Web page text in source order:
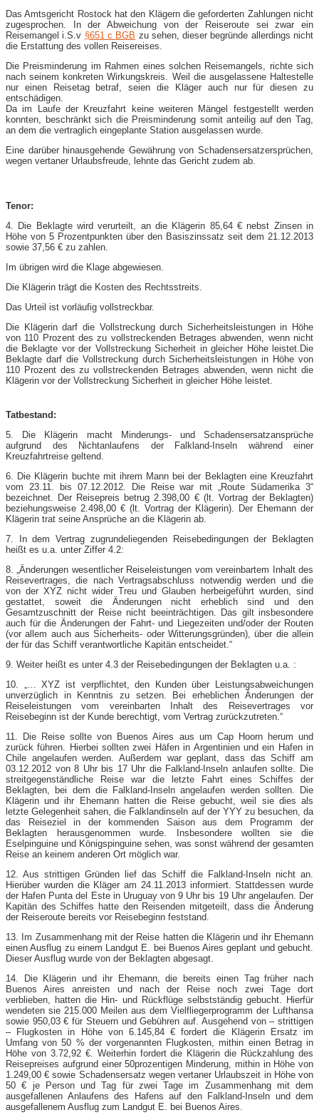
Das Amtsgericht Rostock hat den Klägern die geforderten Zahlungen nicht
zugesprochen. In der Abweichung von der Reiseroute sei zwar ein
Reisemangel i.S.v §651 c BGB zu sehen, dieser begründe allerdings nicht
die Erstattung des vollen Reisereises.
Die Preisminderung im Rahmen eines solchen Reisemangels, richte sich
nach seinem konkreten Wirkungskreis. Weil die ausgelassene Haltestelle
nur einen Reisetag betraf, seien die Kläger auch nur für diesen zu
entschädigen.
Da im Laufe der Kreuzfahrt keine weiteren Mängel festgestellt werden
konnten, beschränkt sich die Preisminderung somit anteilig auf den Tag,
an dem die vertraglich eingeplante Station ausgelassen wurde.
Eine darüber hinausgehende Gewährung von Schadensersatzersprüchen,
wegen vertaner Urlaubsfreude, lehnte das Gericht zudem ab.
Tenor:
4. Die Beklagte wird verurteilt, an die Klägerin 85,64 € nebst Zinsen in
Höhe von 5 Prozentpunkten über den Basiszinssatz seit dem 21.12.2013
sowie 37,56 € zu zahlen.
Im übrigen wird die Klage abgewiesen.
Die Klägerin trägt die Kosten des Rechtsstreits.
Das Urteil ist vorläufig vollstreckbar.
Die Klägerin darf die Vollstreckung durch Sicherheitsleistungen in Höhe
von 110 Prozent des zu vollstreckenden Betrages abwenden, wenn nicht
die Beklagte vor der Vollstreckung Sicherheit in gleicher Höhe leistet.Die
Beklagte darf die Vollstreckung durch Sicherheitsleistungen in Höhe von
110 Prozent des zu vollstreckenden Betrages abwenden, wenn nicht die
Klägerin vor der Vollstreckung Sicherheit in gleicher Höhe leistet.
Tatbestand:
5. Die Klägerin macht Minderungs- und Schadensersatzansprüche
aufgrund des Nichtanlaufens der Falkland-Inseln während einer
Kreuzfahrtreise geltend.
6. Die Klägerin buchte mit ihrem Mann bei der Beklagten eine Kreuzfahrt
vom 23.11. bis 07.12.2012. Die Reise war mit „Route Südamerika 3“
bezeichnet. Der Reisepreis betrug 2.398,00 € (lt. Vortrag der Beklagten)
beziehungsweise 2.498,00 € (lt. Vortrag der Klägerin). Der Ehemann der
Klägerin trat seine Ansprüche an die Klägerin ab.
7. In dem Vertrag zugrundeliegenden Reisebedingungen der Beklagten
heißt es u.a. unter Ziffer 4.2:
8. „Änderungen wesentlicher Reiseleistungen vom vereinbartem Inhalt des
Reisevertrages, die nach Vertragsabschluss notwendig werden und die
von der XYZ nicht wider Treu und Glauben herbeigeführt wurden, sind
gestattet, soweit die Änderungen nicht erheblich sind und den
Gesamtzuschnitt der Reise nicht beeinträchtigen. Das gilt insbesondere
auch für die Änderungen der Fahrt- und Liegezeiten und/oder der Routen
(vor allem auch aus Sicherheits- oder Witterungsgründen), über die allein
der für das Schiff verantwortliche Kapitän entscheidet.“
9. Weiter heißt es unter 4.3 der Reisebedingungen der Beklagten u.a. :
10. „… XYZ ist verpflichtet, den Kunden über Leistungsabweichungen
unverzüglich in Kenntnis zu setzen. Bei erheblichen Änderungen der
Reiseleistungen vom vereinbarten Inhalt des Reisevertrages vor
Reisebeginn ist der Kunde berechtigt, vom Vertrag zurückzutreten.“
11. Die Reise sollte von Buenos Aires aus um Cap Hoorn herum und
zurück führen. Hierbei sollten zwei Häfen in Argentinien und ein Hafen in
Chile angelaufen werden. Außerdem war geplant, dass das Schiff am
03.12.2012 von 8 Uhr bis 17 Uhr die Falkland-Inseln anlaufen sollte. Die
streitgegenständliche Reise war die letzte Fahrt eines Schiffes der
Beklagten, bei dem die Falkland-Inseln angelaufen werden sollten. Die
Klägerin und ihr Ehemann hatten die Reise gebucht, weil sie dies als
letzte Gelegenheit sahen, die Falklandinseln auf der YYY zu besuchen, da
das Reiseziel in der kommenden Saison aus dem Programm der
Beklagten herausgenommen wurde. Insbesondere wollten sie die
Eselpinguine und Königspinguine sehen, was sonst während der gesamten
Reise an keinem anderen Ort möglich war.
12. Aus strittigen Gründen lief das Schiff die Falkland-Inseln nicht an.
Hierüber wurden die Kläger am 24.11.2013 informiert. Stattdessen wurde
der Hafen Punta del Este in Uruguay von 9 Uhr bis 19 Uhr angelaufen. Der
Kapitän des Schiffes hatte den Reisenden mitgeteilt, dass die Änderung
der Reiseroute bereits vor Reisebeginn feststand.
13. Im Zusammenhang mit der Reise hatten die Klägerin und ihr Ehemann
einen Ausflug zu einem Landgut E. bei Buenos Aires geplant und gebucht.
Dieser Ausflug wurde von der Beklagten abgesagt.
14. Die Klägerin und ihr Ehemann, die bereits einen Tag früher nach
Buenos Aires anreisten und nach der Reise noch zwei Tage dort
verblieben, hatten die Hin- und Rückflüge selbstständig gebucht. Hierfür
wendeten sie 215.000 Meilen aus dem Vielfliegerprogramm der Lufthansa
sowie 950,03 € für Steuern und Gebühren auf. Ausgehend von – strittigen
– Flugkosten in Höhe von 6.145,84 € fordert die Klägerin Ersatz im
Umfang von 50 % der vorgenannten Flugkosten, mithin einen Betrag in
Höhe von 3.72,92 €. Weiterhin fordert die Klägerin die Rückzahlung des
Reisepreises aufgrund einer 50prozentigen Minderung, mithin in Höhe von
1.249,00 € sowie Schadensersatz wegen vertaner Urlaubszeit in Höhe von
50 € je Person und Tag für zwei Tage im Zusammenhang mit dem
ausgefallenen Anlaufens des Hafens auf den Falkland-Inseln und dem
ausgefallenem Ausflug zum Landgut E. bei Buenos Aires.